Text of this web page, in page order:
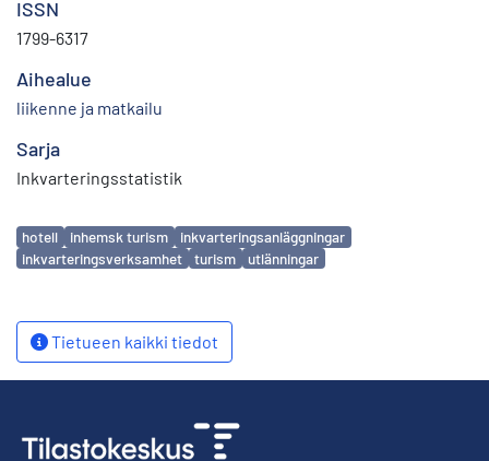
ISSN
1799-6317
Aihealue
liikenne ja matkailu
Sarja
Inkvarteringsstatistik
Avainsanat
hotell inhemsk turism
inkvarteringsanläggningar
inkvarteringsverksamhet
turism utlänningar
Tietueen kaikki tiedot